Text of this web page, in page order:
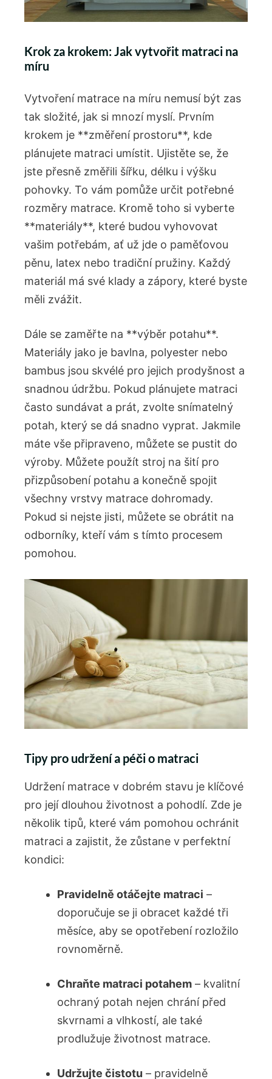
Krok za krokem: Jak vytvořit matraci na
míru
Vytvoření matrace na míru nemusí být zas
tak složité, jak si mnozí myslí. Prvním
krokem je **změření prostoru**, kde
plánujete matraci umístit. Ujistěte se, že
jste přesně změřili šířku, délku i výšku
pohovky. To vám pomůže určit potřebné
rozměry matrace. Kromě toho si vyberte
**materiály**, které budou vyhovovat
vašim potřebám, ať už jde o paměťovou
pěnu, latex nebo tradiční pružiny. Každý
materiál má své klady a zápory, které byste
měli zvážit.
Dále se zaměřte na **výběr potahu**.
Materiály jako je bavlna, polyester nebo
bambus jsou skvélé pro jejich prodyšnost a
snadnou údržbu. Pokud plánujete matraci
často sundávat a prát, zvolte snímatelný
potah, který se dá snadno vyprat. Jakmile
máte vše připraveno, můžete se pustit do
výroby. Můžete použít stroj na šití pro
přizpůsobení potahu a konečně spojit
všechny vrstvy matrace dohromady.
Pokud si nejste jisti, můžete se obrátit na
odborníky, kteří vám s tímto procesem
pomohou.
Tipy pro udržení a péči o matraci
Udržení matrace v dobrém stavu je klíčové
pro její dlouhou životnost a pohodlí. Zde je
několik tipů, které vám pomohou ochránit
matraci a zajistit, že zůstane v perfektní
kondici:
Pravidelně otáčejte matraci –
doporučuje se ji obracet každé tři
měsíce, aby se opotřebení rozložilo
rovnoměrně.
Chraňte matraci potahem – kvalitní
ochraný potah nejen chrání před
skvrnami a vlhkostí, ale také
prodlužuje životnost matrace.
Udržujte čistotu – pravidelně